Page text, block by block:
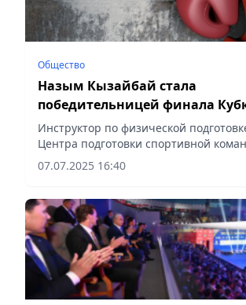
Общество
Назым Кызайбай стала
победительницей финала
по боксу
Инструктор по физической
Центра подготовки спортивной
Национальной гвардии МВД РК
Кызайбай завоевала золото на Кубке
07.07.2025 16:40